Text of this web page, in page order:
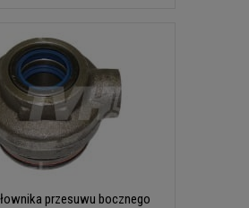
przesuwu bocznego